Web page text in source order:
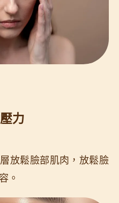
力
放鬆臉部肌肉，放鬆臉
。